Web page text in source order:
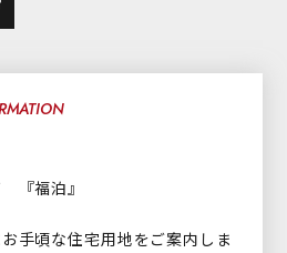
『福泊』
手頃な住宅用地をご案内しま